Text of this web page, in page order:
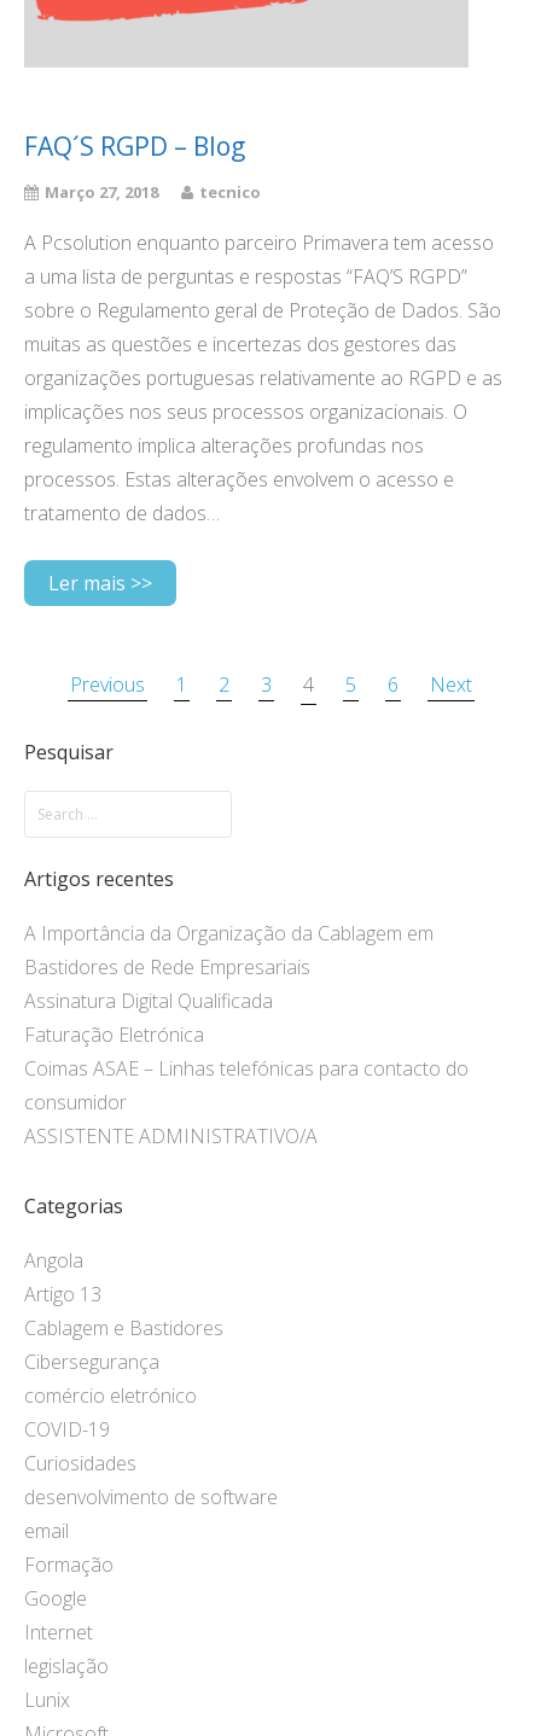
FAQ´S RGPD – Blog
Março 27, 2018 tecnico
A Pcsolution enquanto parceiro Primavera tem acesso
a uma lista de perguntas e respostas “FAQ’S RGPD”
sobre o Regulamento geral de Proteção de Dados. São
muitas as questões e incertezas dos gestores das
organizações portuguesas relativamente ao RGPD e as
implicações nos seus processos organizacionais. O
regulamento implica alterações profundas nos
processos. Estas alterações envolvem o acesso e
tratamento de dados…
Ler mais >>
Previous 1 2 3 4 5 6 Next
Pesquisar
Artigos recentes
A Importância da Organização da Cablagem em
Bastidores de Rede Empresariais
Assinatura Digital Qualificada
Faturação Eletrónica
Coimas ASAE – Linhas telefónicas para contacto do
consumidor
ASSISTENTE ADMINISTRATIVO/A
Categorias
Angola
Artigo 13
Cablagem e Bastidores
Cibersegurança
comércio eletrónico
COVID-19
Curiosidades
desenvolvimento de software
email
Formação
Google
Internet
legislação
Lunix